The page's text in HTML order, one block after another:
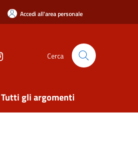
Accedi all'area personale
Cerca
Tutti gli argomenti